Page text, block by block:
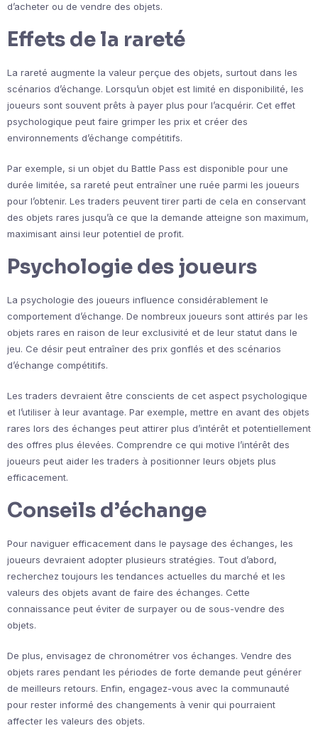
d’acheter ou de vendre des objets.
Effets de la rareté
La rareté augmente la valeur perçue des objets, surtout dans les
scénarios d’échange. Lorsqu’un objet est limité en disponibilité, les
joueurs sont souvent prêts à payer plus pour l’acquérir. Cet effet
psychologique peut faire grimper les prix et créer des
environnements d’échange compétitifs.
Par exemple, si un objet du Battle Pass est disponible pour une
durée limitée, sa rareté peut entraîner une ruée parmi les joueurs
pour l’obtenir. Les traders peuvent tirer parti de cela en conservant
des objets rares jusqu’à ce que la demande atteigne son maximum,
maximisant ainsi leur potentiel de profit.
Psychologie des joueurs
La psychologie des joueurs influence considérablement le
comportement d’échange. De nombreux joueurs sont attirés par les
objets rares en raison de leur exclusivité et de leur statut dans le
jeu. Ce désir peut entraîner des prix gonflés et des scénarios
d’échange compétitifs.
Les traders devraient être conscients de cet aspect psychologique
et l’utiliser à leur avantage. Par exemple, mettre en avant des objets
rares lors des échanges peut attirer plus d’intérêt et potentiellement
des offres plus élevées. Comprendre ce qui motive l’intérêt des
joueurs peut aider les traders à positionner leurs objets plus
efficacement.
Conseils d’échange
Pour naviguer efficacement dans le paysage des échanges, les
joueurs devraient adopter plusieurs stratégies. Tout d’abord,
recherchez toujours les tendances actuelles du marché et les
valeurs des objets avant de faire des échanges. Cette
connaissance peut éviter de surpayer ou de sous-vendre des
objets.
De plus, envisagez de chronométrer vos échanges. Vendre des
objets rares pendant les périodes de forte demande peut générer
de meilleurs retours. Enfin, engagez-vous avec la communauté
pour rester informé des changements à venir qui pourraient
affecter les valeurs des objets.